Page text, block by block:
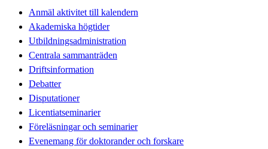
Anmäl aktivitet till kalendern
Akademiska högtider
Utbildningsadministration
Centrala sammanträden
Driftsinformation
Debatter
Disputationer
Licentiatseminarier
Föreläsningar och seminarier
Evenemang för doktorander och forskare